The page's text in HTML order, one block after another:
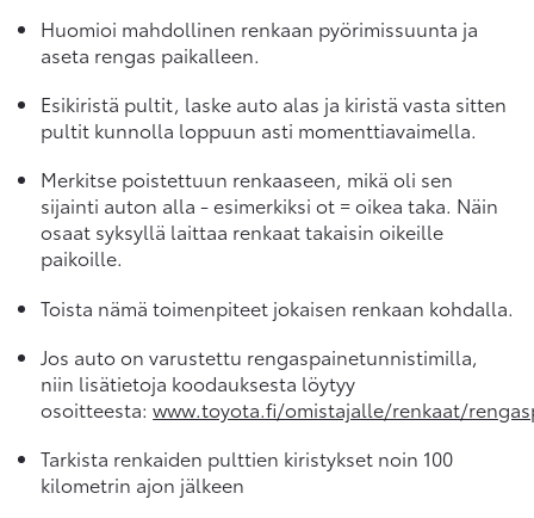
Huomioi mahdollinen renkaan pyörimissuunta ja
aseta rengas paikalleen.
Esikiristä pultit, laske auto alas ja kiristä vasta sitten
pultit kunnolla loppuun asti momenttiavaimella.
Merkitse poistettuun renkaaseen, mikä oli sen
sijainti auton alla - esimerkiksi ot = oikea taka. Näin
osaat syksyllä laittaa renkaat takaisin oikeille
paikoille.
Toista nämä toimenpiteet jokaisen renkaan kohdalla.
Jos auto on varustettu rengaspainetunnistimilla,
niin lisätietoja koodauksesta löytyy
osoitteesta:www.toyota.fi/omistajalle/renkaat/
Tarkista renkaiden pulttien kiristykset noin 100
kilometrin ajon jälkeen